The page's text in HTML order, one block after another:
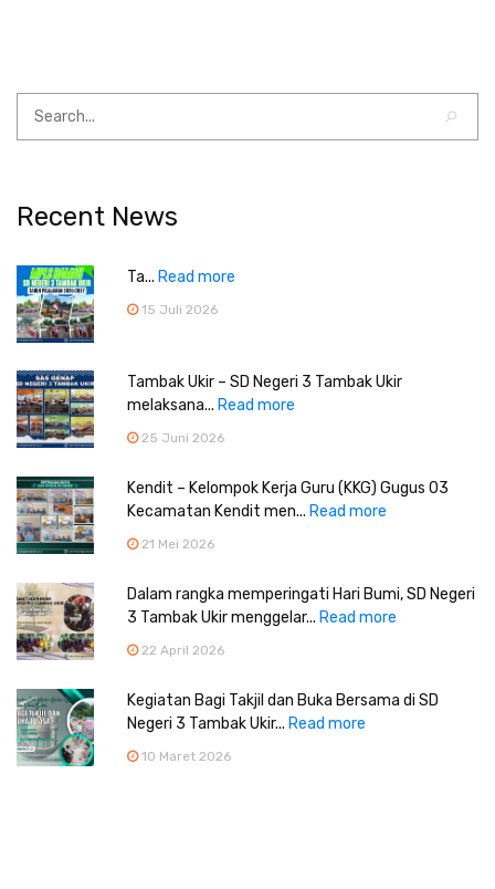
Recent News
Ta... Read more
15 Juli 2026
Tambak Ukir – SD Negeri 3 Tambak Ukir
melaksana... Read more
25 Juni 2026
Kendit – Kelompok Kerja Guru (KKG) Gugus 03
Kecamatan Kendit men... Read more
21 Mei 2026
Dalam rangka memperingati Hari Bumi, SD Negeri
3 Tambak Ukir menggelar... Read more
22 April 2026
Kegiatan Bagi Takjil dan Buka Bersama di SD
Negeri 3 Tambak Ukir... Read more
10 Maret 2026